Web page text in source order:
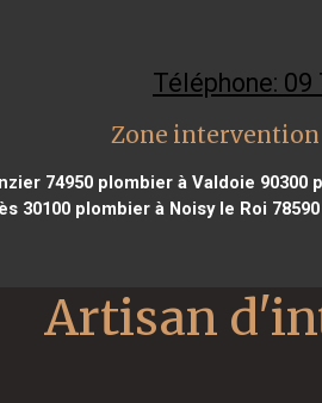
Téléphone: 09
Zone
74950plombier à Valdoie 90300
30100plombier à Noisy le Roi 78590
Artisan